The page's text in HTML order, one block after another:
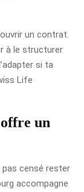
un contrat.
à le structurer
si ta
Life
un
pas censé rester
accompagne